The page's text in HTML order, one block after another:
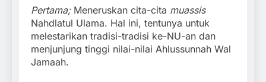
Pertama;Meneruskan cita-cita muassis
Nahdlatul Ulama. Hal ini, tentunya untuk
melestarikan tradisi-tradisi ke-NU-an dan
menjunjung tinggi nilai-nilai Ahlussunnah Wal
Jamaah.